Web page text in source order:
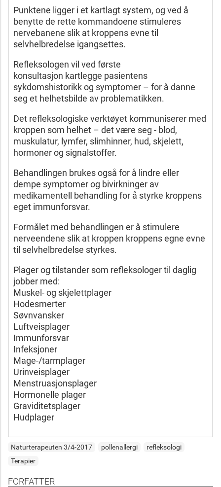
Punktene ligger i et kartlagt system, og ved å
benytte de rette kommandoene stimuleres
nervebanene slik at kroppens evne til
selvhelbredelse igangsettes.
Refleksologen vil ved første
konsultasjon kartlegge pasientens
sykdomshistorikk og symptomer – for å danne
seg et helhetsbilde av problematikken.
Det refleksologiske verktøyet kommuniserer med
kroppen som helhet – det være seg - blod,
muskulatur, lymfer, slimhinner, hud, skjelett,
hormoner og signalstoffer.
Behandlingen brukes også for å lindre eller
dempe symptomer og bivirkninger av
medikamentell behandling for å styrke kroppens
eget immunforsvar.
Formålet med behandlingen er å stimulere
nerveendene slik at kroppen kroppens egne evne
til selvhelbredelse styrkes.
Plager og tilstander som refleksologer til daglig
jobber med:
Muskel- og skjelettplager
Hodesmerter
Søvnvansker
Luftveisplager
Immunforsvar
Infeksjoner
Mage-/tarmplager
Urinveisplager
Menstruasjonsplager
Hormonelle plager
Graviditetsplager
Hudplager
Naturterapeuten 3/4-2017 pollenallergi
refleksologi
Terapier
FORFATTER